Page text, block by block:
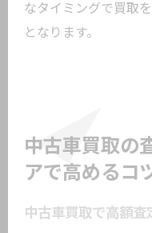
なタイミングで買取
となります。
中古車買取の
アで高めるコ
中古車買取で高額